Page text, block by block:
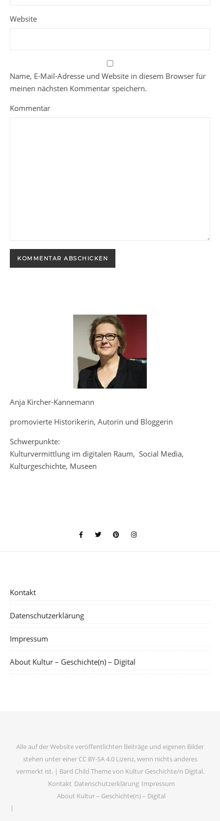
Website
Name, E-Mail-Adresse und Website in diesem Browser für
meinen nächsten Kommentar speichern.
Kommentar
Anja Kircher-Kannemann
promovierte Historikerin, Autorin und Bloggerin
Schwerpunkte:
Kulturvermittlung im digitalen Raum, Social Media,
Kulturgeschichte, Museen
Kontakt
Datenschutzerklärung
Impressum
About Kultur – Geschichte(n) – Digital
Alle auf der Website veröffentlichten Beiträge und eigenen Bilder
stehen unter einer CC BY-SA 4.0 Lizenz, wenn nichts anderes
vermerkt ist. | Bard Child Theme von Kultur Geschichte/n Digital.
Kontakt Datenschutzerklärung Impressum
About Kultur – Geschichte(n) – Digital